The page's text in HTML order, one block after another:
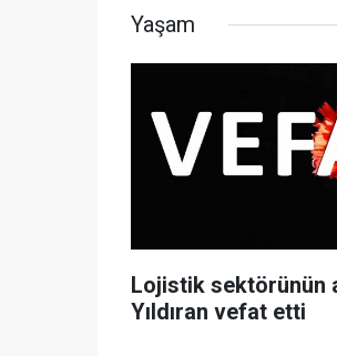
Yaşam
Lojistik sektörünün
Yıldıran vefat etti